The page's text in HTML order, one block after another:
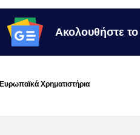
Ακολουθήστε
Ευρωπαϊκά Χρηματιστήρια